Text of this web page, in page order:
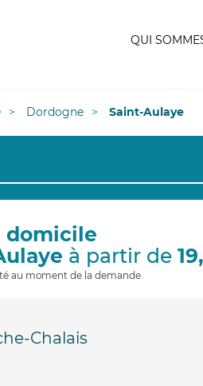
QUI
Dordogne Saint-Aulaye
domicile
à partir de
au moment de la demande
Chalais